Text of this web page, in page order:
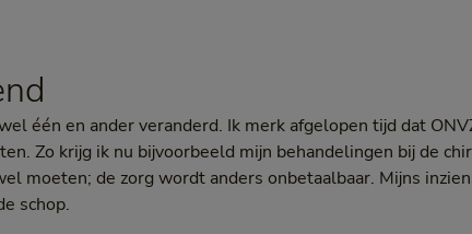
één en ander veranderd. Ik merk afgelopen tijd dat
Zo krijg ik nu bijvoorbeeld mijn behandelingen bij de
moeten; de zorg wordt anders onbetaalbaar. Mijns
schop.